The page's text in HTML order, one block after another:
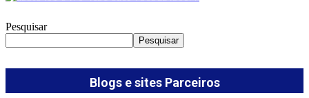
Pesquisar
Pesquisar
Blogs e sites Parceiros